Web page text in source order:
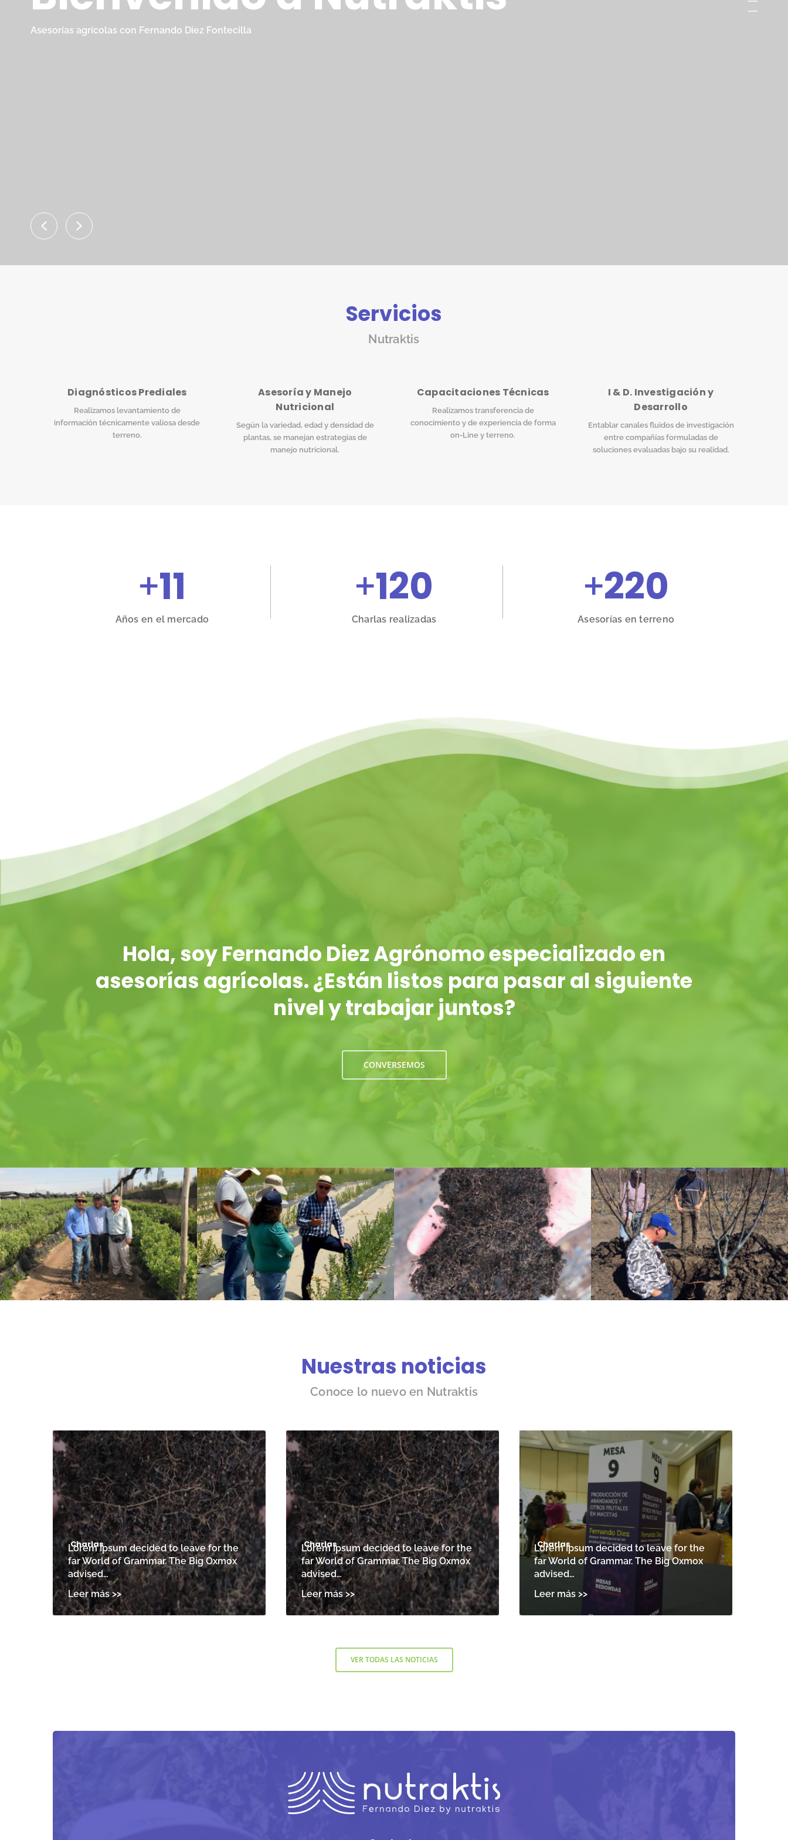
Asesorías agrícolas con Fernando Diez Fontecilla
Servicios
Nutraktis
Diagnósticos Prediales
Realizamos levantamiento de
información técnicamente valiosa desde
terreno.
Asesoría y Manejo
Nutricional
Según la variedad, edad y densidad de
plantas, se manejan estrategias de
manejo nutricional.
Capacitaciones Técnicas
Realizamos transferencia de
conocimiento y de experiencia de forma
on-Line y terreno.
I & D. Investigación y
Desarrollo
Entablar canales fluidos de investigación
entre compañías formuladas de
soluciones evaluadas bajo su realidad.
+11
Años en el mercado
+120
Charlas realizadas
+220
Asesorías en terreno
Hola, soy Fernando Diez Agrónomo especializado en
asesorías agrícolas. ¿Están listos para pasar al siguiente
nivel y trabajar juntos?
CONVERSEMOS
Nuestras noticias
Conoce lo nuevo en Nutraktis
Charlas
Lorem Ipsum decided to leave for the
far World of Grammar. The Big Oxmox
advised…
Charlas
Lorem Ipsum decided to leave for the
far World of Grammar. The Big Oxmox
advised…
Charlas
Lorem Ipsum decided to leave for the
far World of Grammar. The Big Oxmox
advised…
VER TODAS LAS NOTICIAS